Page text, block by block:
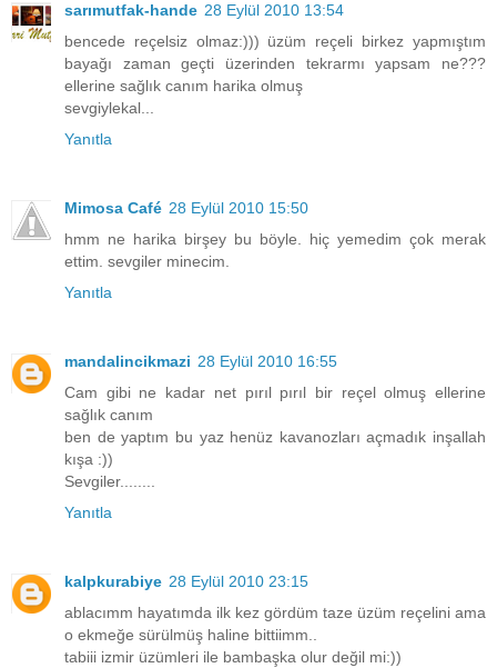
sarımutfak-hande 28 Eylül 2010 13:54
bencede reçelsiz olmaz:))) üzüm reçeli birkez yapmıştım
bayağı zaman geçti üzerinden tekrarmı yapsam ne???
ellerine sağlık canım harika olmuş
sevgiylekal...
Yanıtla
Mimosa Café 28 Eylül 2010 15:50
hmm ne harika birşey bu böyle. hiç yemedim çok merak
ettim. sevgiler minecim.
Yanıtla
mandalincikmazi 28 Eylül 2010 16:55
Cam gibi ne kadar net pırıl pırıl bir reçel olmuş ellerine
sağlık canım
ben de yaptım bu yaz henüz kavanozları açmadık inşallah
kışa :))
Sevgiler........
Yanıtla
kalpkurabiye 28 Eylül 2010 23:15
ablacımm hayatımda ilk kez gördüm taze üzüm reçelini ama
o ekmeğe sürülmüş haline bittiimm..
tabiii izmir üzümleri ile bambaşka olur değil mi:))